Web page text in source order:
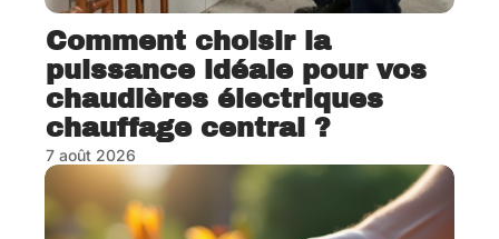
Comment choisir la
puissance idéale pour vos
chaudières électriques
chauffage central ?
7 août 2026